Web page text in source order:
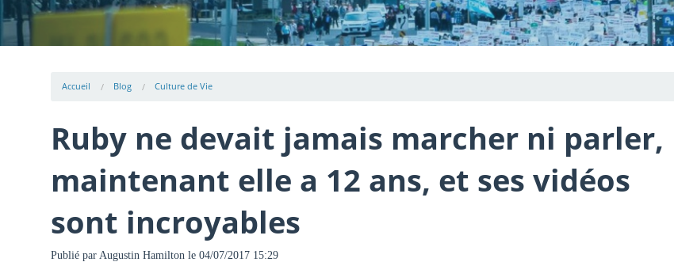
Accueil Blog Culture de Vie
Ruby ne devait jamais marcher ni parler,
maintenant elle a 12 ans, et ses vidéos
sont incroyables
Publié par Augustin Hamilton le 04/07/2017 15:29